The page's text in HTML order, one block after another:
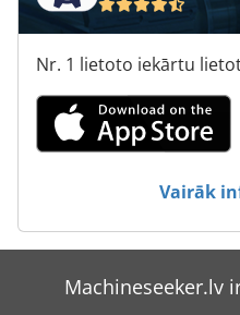
Metallkraft Lms 400
Metallkraft Tbs 2001-12
Mtcut
Okuma Mcr-A5Cii
Okuma Multus B400
Nr. 1 lietoto iekārtu
Vairāk
Machineseeker.lv